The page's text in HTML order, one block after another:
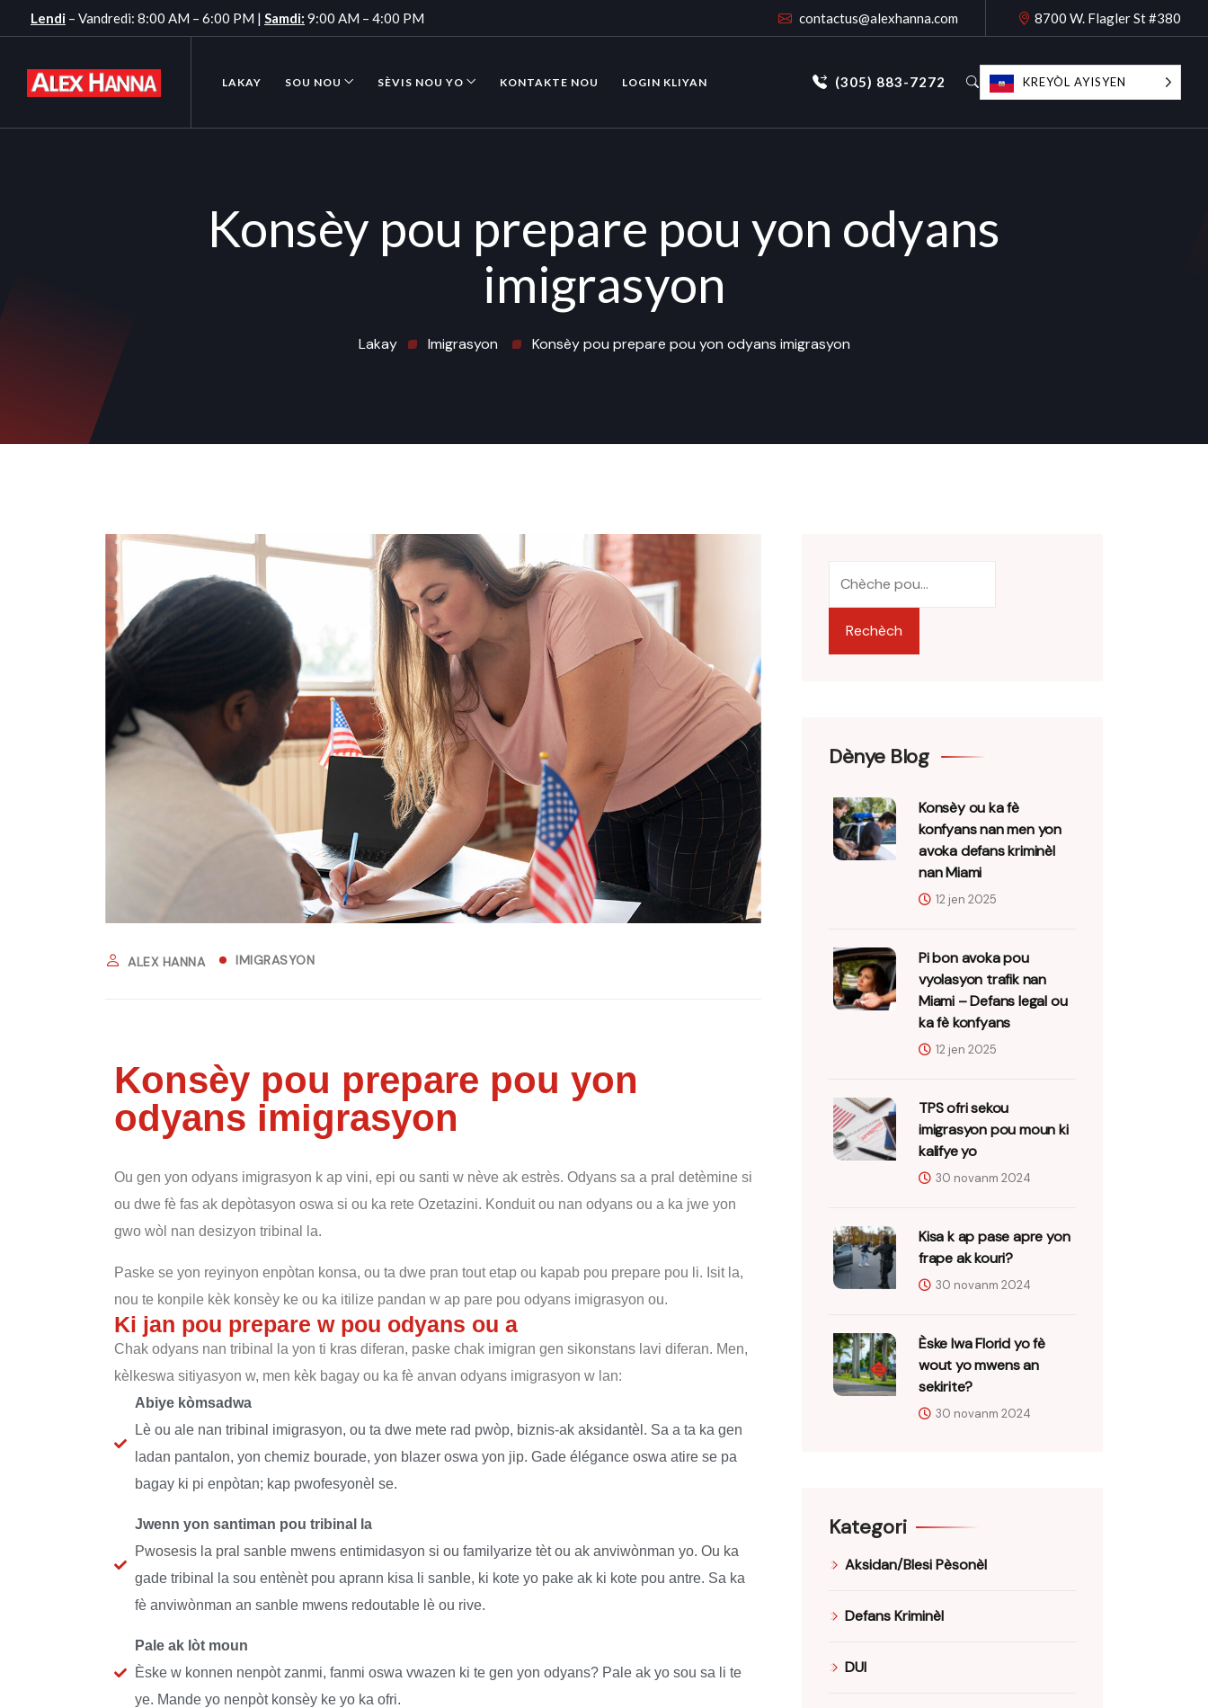
Lendi – Vandredi: 8:00 AM – 6:00 PM | Samdi: 9:00 AM – 4:00 PM contactus@alexhanna.com 8700 W. Flagler St #380
LAKAY SOU NOU SÈVIS NOU YO KONTAKTE NOU LOGIN KLIYAN (305) 883-7272 KREYÒL AYISYEN
Konsèy pou prepare pou yon odyans
imigrasyon
Lakay Imigrasyon Konsèy pou prepare pou yon odyans imigrasyon
ALEX HANNA IMIGRASYON
Konsèy pou prepare pou yon
odyans imigrasyon
Ou gen yon odyans imigrasyon k ap vini, epi ou santi w nève ak estrès. Odyans sa a pral detèmine si
ou dwe fè fas ak depòtasyon oswa si ou ka rete Ozetazini. Konduit ou nan odyans ou a ka jwe yon
gwo wòl nan desizyon tribinal la.
Paske se yon reyinyon enpòtan konsa, ou ta dwe pran tout etap ou kapab pou prepare pou li. Isit la,
nou te konpile kèk konsèy ke ou ka itilize pandan w ap pare pou odyans imigrasyon ou.
Ki jan pou prepare w pou odyans ou a
Chak odyans nan tribinal la yon ti kras diferan, paske chak imigran gen sikonstans lavi diferan. Men,
kèlkeswa sitiyasyon w, men kèk bagay ou ka fè anvan odyans imigrasyon w lan:
Abiye kòmsadwa
Lè ou ale nan tribinal imigrasyon, ou ta dwe mete rad pwòp, biznis-ak aksidantèl. Sa a ta ka gen
ladan pantalon, yon chemiz bourade, yon blazer oswa yon jip. Gade élégance oswa atire se pa
bagay ki pi enpòtan; kap pwofesyonèl se.
Jwenn yon santiman pou tribinal la
Pwosesis la pral sanble mwens entimidasyon si ou familyarize tèt ou ak anviwònman yo. Ou ka
gade tribinal la sou entènèt pou aprann kisa li sanble, ki kote yo pake ak ki kote pou antre. Sa ka
fè anviwònman an sanble mwens redoutable lè ou rive.
Pale ak lòt moun
Èske w konnen nenpòt zanmi, fanmi oswa vwazen ki te gen yon odyans? Pale ak yo sou sa li te
ye. Mande yo nenpòt konsèy ke yo ka ofri.
Rechèch
Dènye Blog
Konsèy ou ka fè
konfyans nan men yon
avoka defans kriminèl
nan Miami
12 jen 2025
Pi bon avoka pou
vyolasyon trafik nan
Miami – Defans legal ou
ka fè konfyans
12 jen 2025
TPS ofri sekou
imigrasyon pou moun ki
kalifye yo
30 novanm 2024
Kisa k ap pase apre yon
frape ak kouri?
30 novanm 2024
Èske lwa Florid yo fè
wout yo mwens an
sekirite?
30 novanm 2024
Kategori
Aksidan/Blesi Pèsonèl
Defans Kriminèl
DUI